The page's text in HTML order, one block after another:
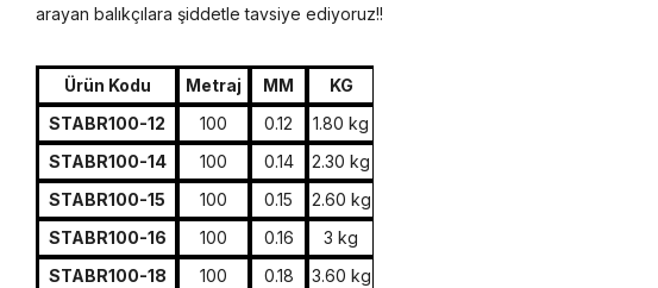
arayan balıkçılara şiddetle tavsiye ediyoruz!!
Ürün Kodu Metraj MM
KG
STABR100-12
100 0.12
1.80 kg
STABR100-14
100 0.14
2.30 kg
STABR100-15
100 0.15
2.60 kg
STABR100-16
100 0.16
3 kg
STABR100-18
100 0.18
3.60 kg